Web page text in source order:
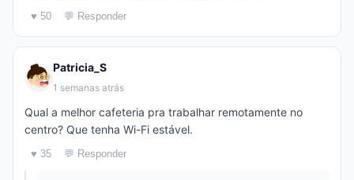
♥ 50 💬 Responder
Patricia_S
1 semanas atrás
Qual a melhor cafeteria pra trabalhar remotamente no
centro? Que tenha Wi-Fi estável.
♥ 35 💬 Responder